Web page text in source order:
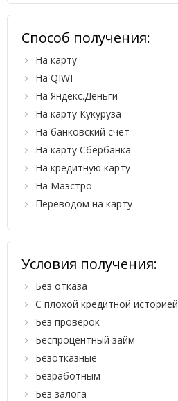
Способ получения:
На карту
На QIWI
На Яндекс.Деньги
На карту Кукуруза
На банковский счет
На карту Сбербанка
На кредитную карту
На Маэстро
Переводом на карту
Условия получения:
Без отказа
С плохой кредитной историей
Без проверок
Беспроцентный займ
Безотказные
Безработным
Без залога